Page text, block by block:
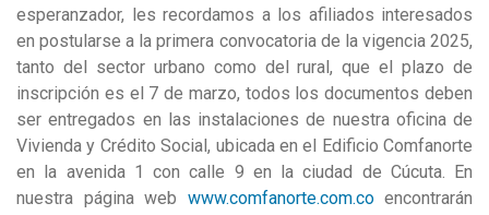
esperanzador, les recordamos a los afiliados interesados
en postularse a la primera convocatoria de la vigencia 2025,
tanto del sector urbano como del rural, que el plazo de
inscripción es el 7 de marzo, todos los documentos deben
ser entregados en las instalaciones de nuestra oficina de
Vivienda y Crédito Social, ubicada en el Edificio Comfanorte
en la avenida 1 con calle 9 en la ciudad de Cúcuta. En
nuestra página web www.comfanorte.com.coencontrarán